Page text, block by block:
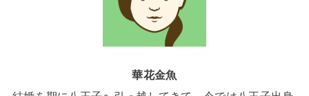
華花金魚